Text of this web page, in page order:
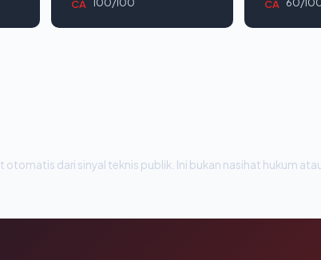
CA CA
otomatis dari sinyal teknis publik. Ini bukan nasihat hukum